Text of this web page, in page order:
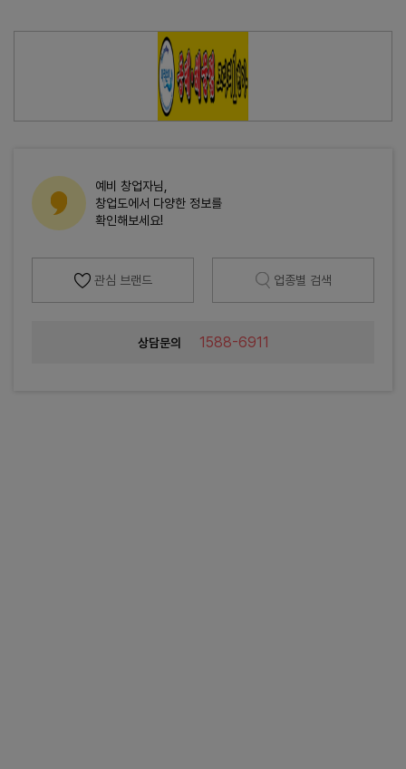
예비 창업자님,
창업도에서 다양한 정보를
확인해보세요!
관심 브랜드 업종별 검색
상담문의 1588-6911